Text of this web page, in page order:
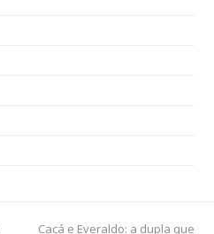
next
Cacá e Everaldo: a dupla que